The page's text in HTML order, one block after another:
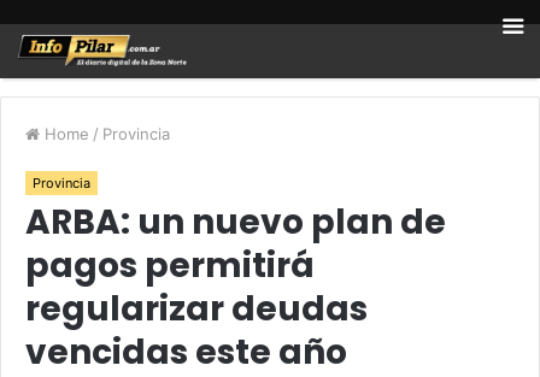
Home / Provincia
Provincia
ARBA: un nuevo plan de
pagos permitirá
regularizar deudas
vencidas este año